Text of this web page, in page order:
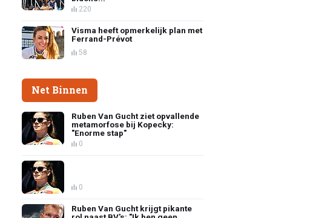
220
Visma heeft opmerkelijk plan met
Ferrand-Prévot
58
Net Binnen
Ruben Van Gucht ziet opvallende
metamorfose bij Kopecky:
"Enorme stap"
0
0
Ruben Van Gucht krijgt pikante